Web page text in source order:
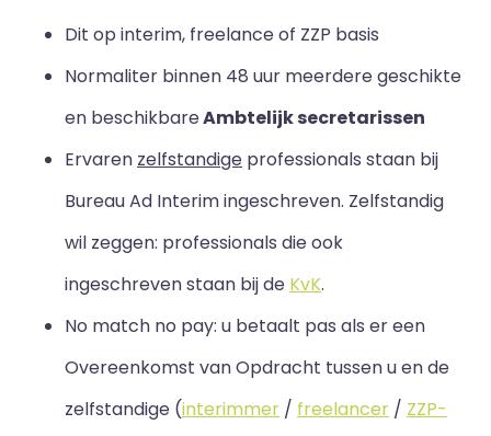
Dit op interim, freelance of ZZP basis
Normaliter binnen 48 uur meerdere geschikte
en beschikbareAmbtelijk secretarissen
Ervaren zelfstandige professionals staan bij
Bureau Ad Interim ingeschreven. Zelfstandig
wil zeggen: professionals die ook
ingeschreven staan bij de KvK.
No match no pay: u betaalt pas als er een
Overeenkomst van Opdracht tussen u en de
zelfstandige (interimmer / freelancer / ZZP-